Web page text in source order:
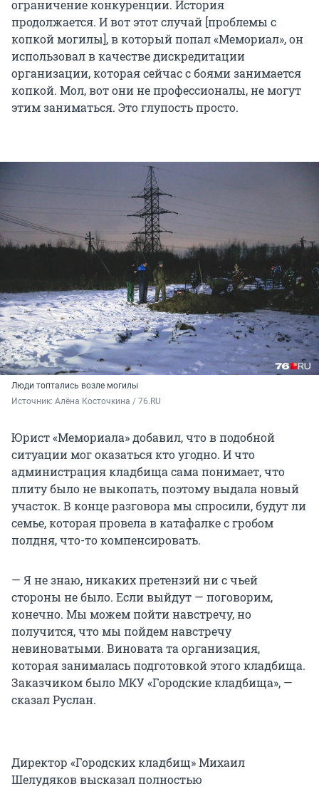
ограничение конкуренции. История
продолжается. И вот этот случай [проблемы с
копкой могилы], в который попал «Мемориал», он
использовал в качестве дискредитации
организации, которая сейчас с боями занимается
копкой. Мол, вот они не профессионалы, не могут
этим заниматься. Это глупость просто.
Люди топтались возле могилы
Источник: Алёна Косточкина / 76.RU
Юрист «Мемориала» добавил, что в подобной
ситуации мог оказаться кто угодно. И что
администрация кладбища сама понимает, что
плиту было не выкопать, поэтому выдала новый
участок. В конце разговора мы спросили, будут ли
семье, которая провела в катафалке с гробом
полдня, что-то компенсировать.
— Я не знаю, никаких претензий ни с чьей
стороны не было. Если выйдут — поговорим,
конечно. Мы можем пойти навстречу, но
получится, что мы пойдем навстречу
невиноватыми. Виновата та организация,
которая занималась подготовкой этого кладбища.
Заказчиком было МКУ «Городские кладбища», —
сказал Руслан.
Директор «Городских кладбищ» Михаил
Шелудяков высказал полностью